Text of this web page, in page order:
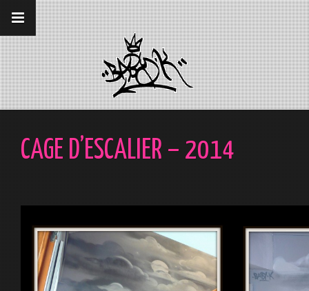
__gaTracker('require', 'displayfeatures');
__gaTracker('send','pageview');
CAGE D’ESCALIER – 2014